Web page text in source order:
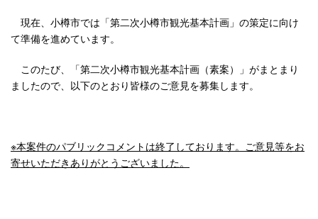
現在、小樽市では「第二次小樽市観光基本計画」の策定に向け
て準備を進めています。
このたび、「第二次小樽市観光基本計画（素案）」がまとまり
ましたので、以下のとおり皆様のご意見を募集します。
※本案件のパブリックコメントは終了しております。ご意見等をお
寄せいただきありがとうございました。